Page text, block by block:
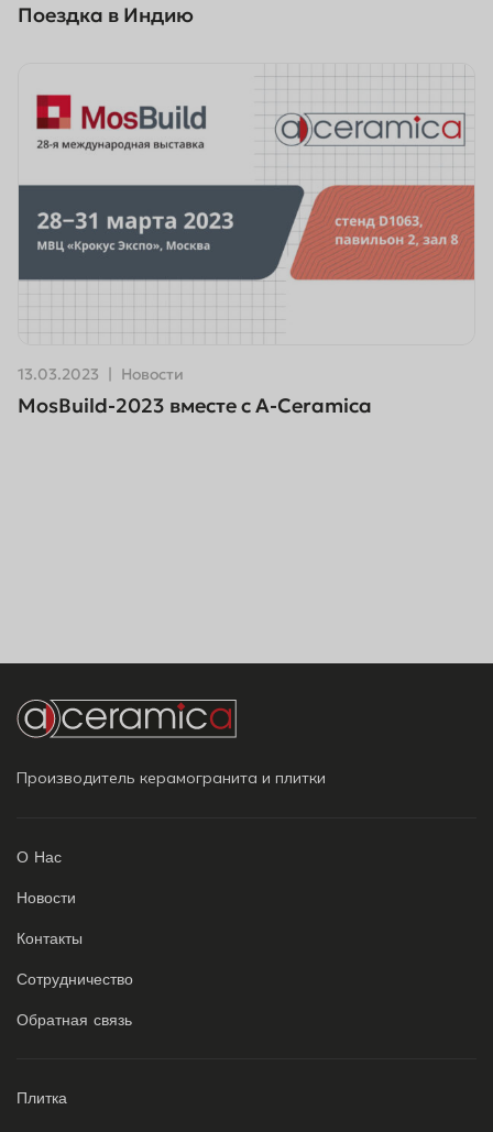
Поездка в Индию
13.03.2023 Новости
MosBuild-2023 вместе с A-Ceramica
Производитель керамогранита и плитки
О Нас
Новости
Контакты
Сотрудничество
Обратная связь
Плитка